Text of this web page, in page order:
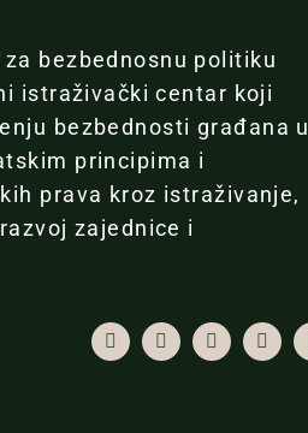
bezbednosnu politiku
istraživački centar koji
bezbednosti građana u
principima i
prava kroz istraživanje,
zajednice i